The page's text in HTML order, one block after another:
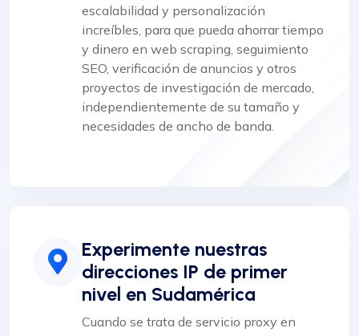
escalabilidad y personalización
increíbles, para que pueda ahorrar tiempo
y dinero en web scraping, seguimiento
SEO, verificación de anuncios y otros
proyectos de investigación de mercado,
independientemente de su tamaño y
necesidades de ancho de banda.
Experimente nuestras
direcciones IP de primer
nivel en Sudamérica
Cuando se trata de servicio proxy en